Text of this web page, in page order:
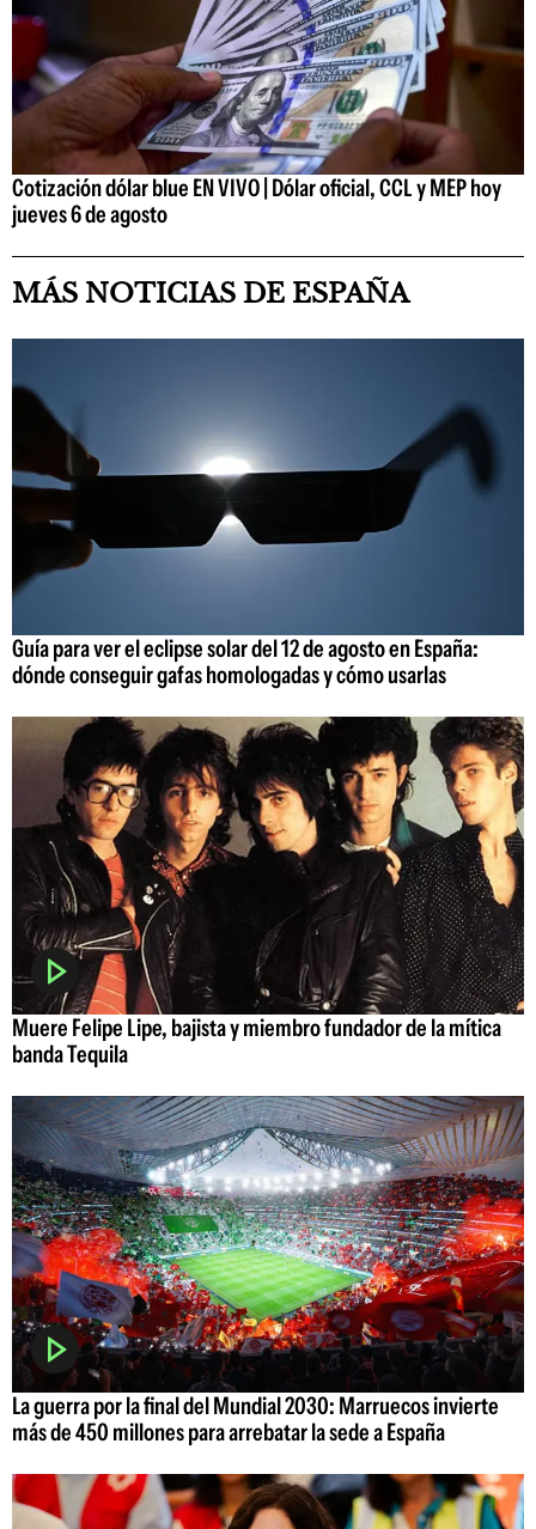
Cotización dólar blue EN VIVO | Dólar oficial, CCL y MEP hoy
jueves 6 de agosto
MÁS NOTICIAS DE ESPAÑA
Guía para ver el eclipse solar del 12 de agosto en España:
dónde conseguir gafas homologadas y cómo usarlas
Muere Felipe Lipe, bajista y miembro fundador de la mítica
banda Tequila
La guerra por la final del Mundial 2030: Marruecos invierte
más de 450 millones para arrebatar la sede a España